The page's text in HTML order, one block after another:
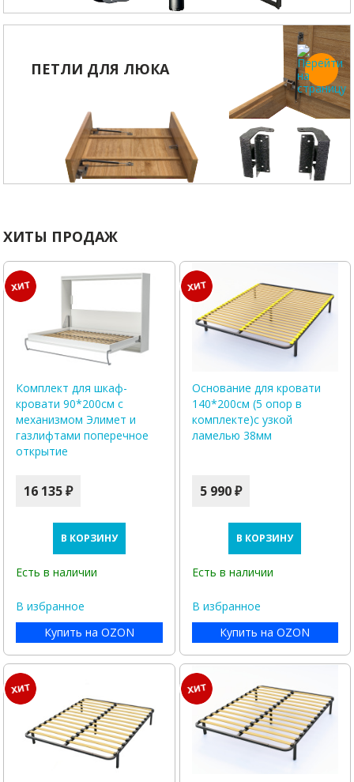
ПЕТЛИ ДЛЯ ЛЮКА
ХИТЫ ПРОДАЖ
Комплект для шкаф-
кровати 90*200см с
механизмом Элимет и
газлифтами поперечное
открытие
16 135 ₽
В КОРЗИНУ
Есть в наличии
В избранное
Купить на OZON
Основание для кровати
140*200см (5 опор в
комплекте)с узкой
ламелью 38мм
5 990 ₽
В КОРЗИНУ
Есть в наличии
В избранное
Купить на OZON